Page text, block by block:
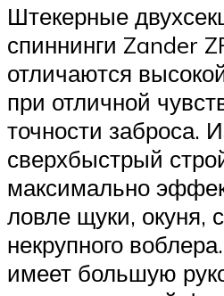
Штекерные
спиннинги Zander
отличаются
при отличной
точности заброса.
сверхбыстрый
максимально
ловле щуки, окуня,
некрупного
имеет большую